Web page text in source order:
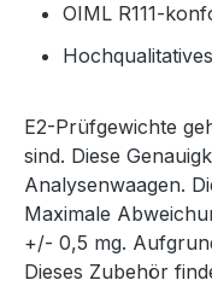
OIML R111-
E2-Prüfgewichte
sind. Diese
Analysenwaagen.
Maximale
+/- 0,5 mg.
Dieses Zubehör